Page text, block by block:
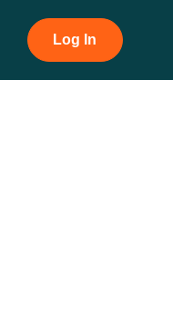
Log In